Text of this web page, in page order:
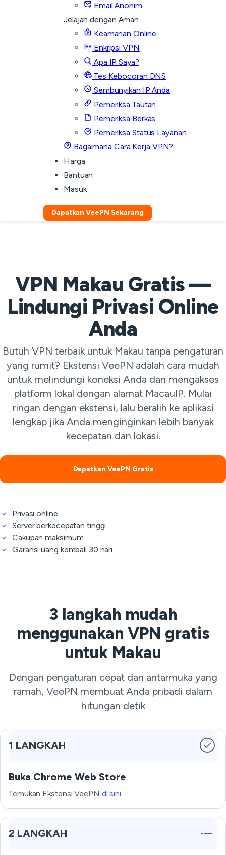
Email Anonim
Jelajah dengan Aman
Keamanan Online
Enkripsi VPN
Apa IP Saya?
Tes Kebocoran DNS
Sembunyikan IP Anda
Pemeriksa Tautan
Pemeriksa Berkas
Pemeriksa Status Layanan
Bagaimana Cara Kerja VPN?
Harga
Bantuan
Masuk
Dapatkan VeePN Sekarang
VPN Makau Gratis —
Lindungi Privasi Online
Anda
Butuh VPN terbaik untuk Makau tanpa pengaturan
yang rumit? Ekstensi VeePN adalah cara mudah
untuk melindungi koneksi Anda dan mengakses
platform lokal dengan alamat MacauIP. Mulai
ringan dengan ekstensi, lalu beralih ke aplikasi
lengkap jika Anda menginginkan lebih banyak
kecepatan dan lokasi.
Dapatkan VeePN Gratis
Privasi online
Server berkecepatan tinggi
Cakupan maksimum
Garansi uang kembali 30 hari
3 langkah mudah
menggunakan VPN gratis
untuk Makau
Dengan pengaturan cepat dan antarmuka yang
ramah, VeePN membuat Anda pribadi dalam
hitungan detik
1 LANGKAH
Buka Chrome Web Store
Temukan Ekstensi VeePN di sini
2 LANGKAH